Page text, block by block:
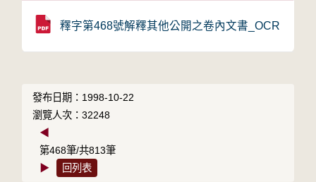
釋字第468號解釋其他公開之卷內文書_OCR
發布日期：1998-10-22
瀏覽人次：32248
◀
第468筆/共813筆
▶
回列表